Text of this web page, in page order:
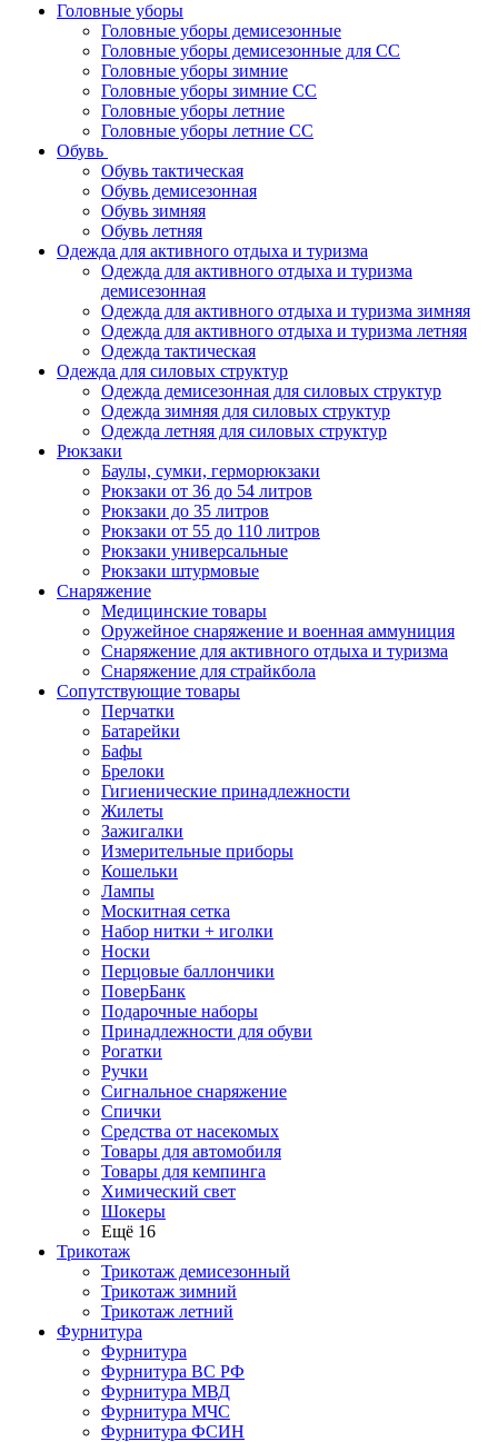
Головные уборы
Головные уборы демисезонные
Головные уборы демисезонные для СС
Головные уборы зимние
Головные уборы зимние СС
Головные уборы летние
Головные уборы летние СС
Обувь
Обувь тактическая
Обувь демисезонная
Обувь зимняя
Обувь летняя
Одежда для активного отдыха и туризма
Одежда для активного отдыха и туризма
демисезонная
Одежда для активного отдыха и туризма зимняя
Одежда для активного отдыха и туризма летняя
Одежда тактическая
Одежда для силовых структур
Одежда демисезонная для силовых структур
Одежда зимняя для силовых структур
Одежда летняя для силовых структур
Рюкзаки
Баулы, сумки, герморюкзаки
Рюкзаки от 36 до 54 литров
Рюкзаки до 35 литров
Рюкзаки от 55 до 110 литров
Рюкзаки универсальные
Рюкзаки штурмовые
Снаряжение
Медицинские товары
Оружейное снаряжение и военная аммуниция
Снаряжение для активного отдыха и туризма
Снаряжение для страйкбола
Сопутствующие товары
Перчатки
Батарейки
Бафы
Брелоки
Гигиенические принадлежности
Жилеты
Зажигалки
Измерительные приборы
Кошельки
Лампы
Москитная сетка
Набор нитки + иголки
Носки
Перцовые баллончики
ПоверБанк
Подарочные наборы
Принадлежности для обуви
Рогатки
Ручки
Сигнальное снаряжение
Спички
Средства от насекомых
Товары для автомобиля
Товары для кемпинга
Химический свет
Шокеры
Ещё 16
Трикотаж
Трикотаж демисезонный
Трикотаж зимний
Трикотаж летний
Фурнитура
Фурнитура
Фурнитура ВС РФ
Фурнитура МВД
Фурнитура МЧС
Фурнитура ФСИН